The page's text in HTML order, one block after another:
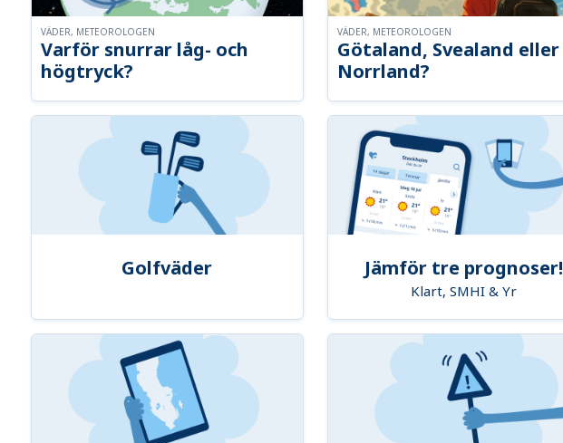
Varför snurrar låg- och
högtryck?
VÄDER, METEOROLOGEN
Götaland, Svealand eller
Norrland?
VÄDER, METEOROLOGEN
Golfväder Jämför tre prognoser!
Klart, SMHI & Yr